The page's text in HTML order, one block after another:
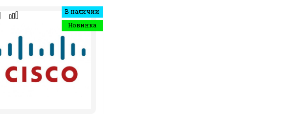
В наличии
Новинка